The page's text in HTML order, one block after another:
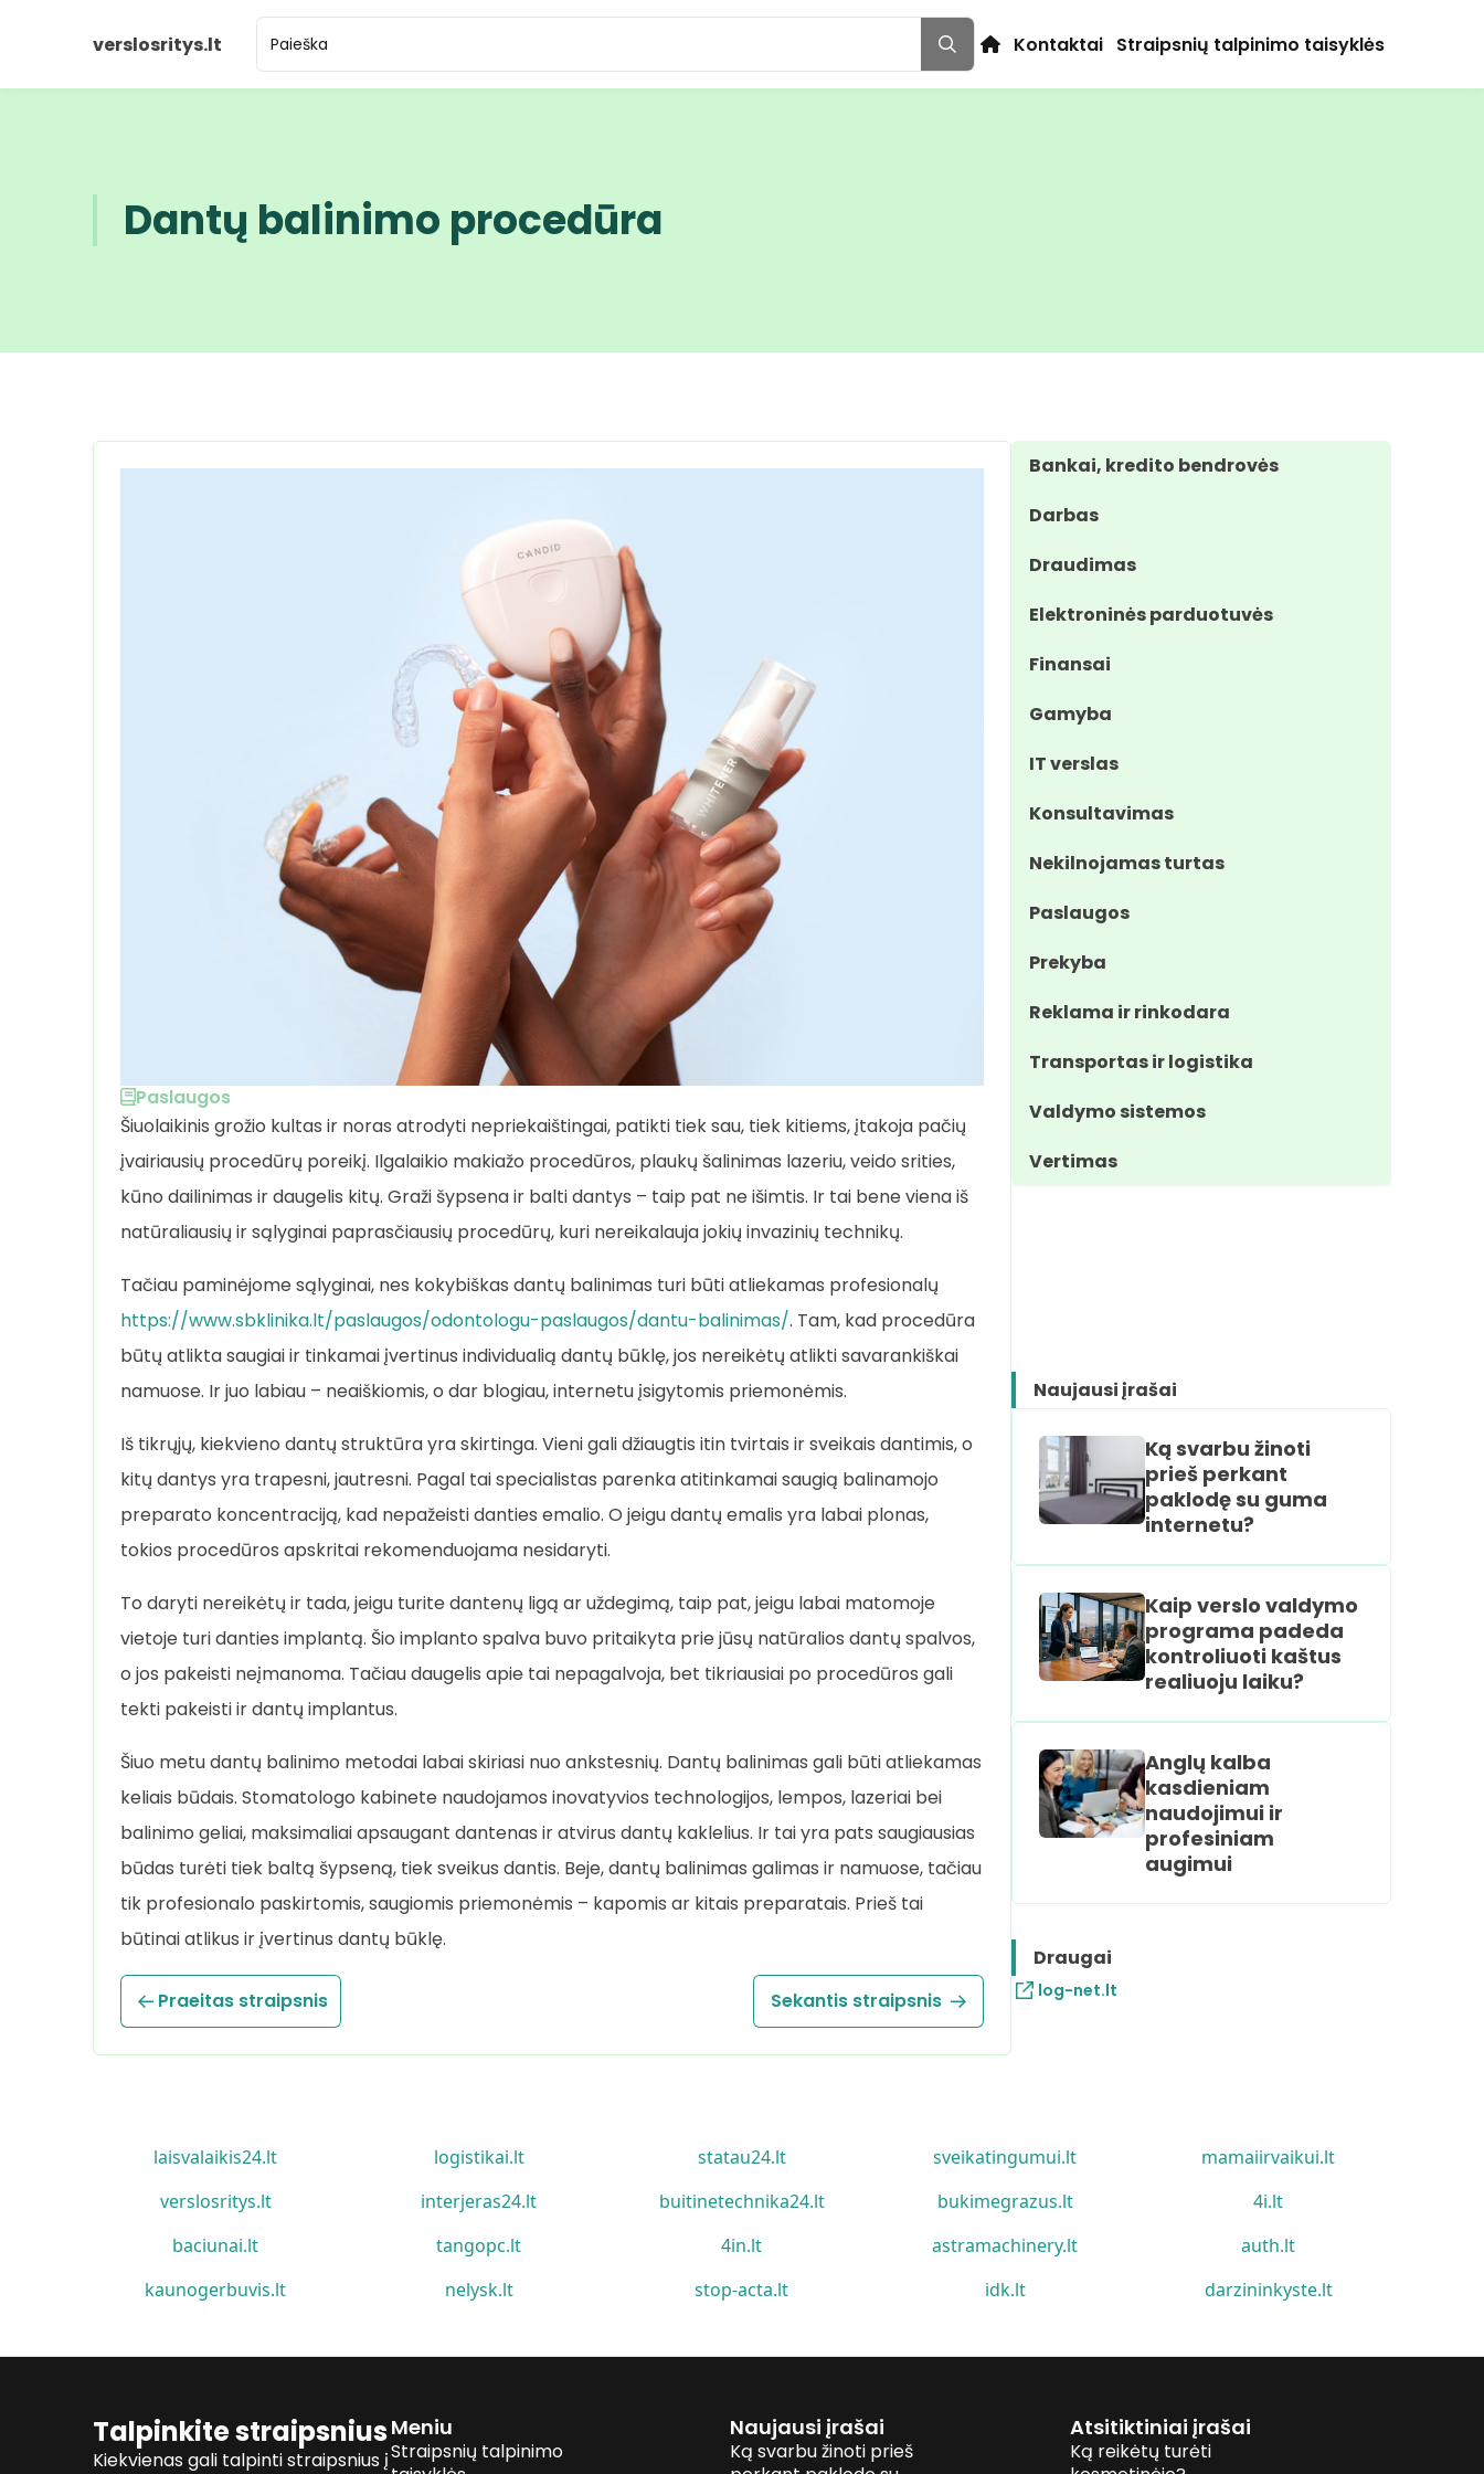
verslosritys.lt Kontaktai Straipsnių talpinimo taisyklės
Dantų balinimo procedūra
Paslaugos
Šiuolaikinis grožio kultas ir noras atrodyti nepriekaištingai, patikti tiek sau, tiek kitiems, įtakoja pačių
įvairiausių procedūrų poreikį. Ilgalaikio makiažo procedūros, plaukų šalinimas lazeriu, veido srities,
kūno dailinimas ir daugelis kitų. Graži šypsena ir balti dantys – taip pat ne išimtis. Ir tai bene viena iš
natūraliausių ir sąlyginai paprasčiausių procedūrų, kuri nereikalauja jokių invazinių technikų.
Tačiau paminėjome sąlyginai, nes kokybiškas dantų balinimas turi būti atliekamas profesionalų
https://www.sbklinika.lt/paslaugos/odontologu-paslaugos/dantu-balinimas/. Tam, kad procedūra
būtų atlikta saugiai ir tinkamai įvertinus individualią dantų būklę, jos nereikėtų atlikti savarankiškai
namuose. Ir juo labiau – neaiškiomis, o dar blogiau, internetu įsigytomis priemonėmis.
Iš tikrųjų, kiekvieno dantų struktūra yra skirtinga. Vieni gali džiaugtis itin tvirtais ir sveikais dantimis, o
kitų dantys yra trapesni, jautresni. Pagal tai specialistas parenka atitinkamai saugią balinamojo
preparato koncentraciją, kad nepažeisti danties emalio. O jeigu dantų emalis yra labai plonas,
tokios procedūros apskritai rekomenduojama nesidaryti.
To daryti nereikėtų ir tada, jeigu turite dantenų ligą ar uždegimą, taip pat, jeigu labai matomoje
vietoje turi danties implantą. Šio implanto spalva buvo pritaikyta prie jūsų natūralios dantų spalvos,
o jos pakeisti neįmanoma. Tačiau daugelis apie tai nepagalvoja, bet tikriausiai po procedūros gali
tekti pakeisti ir dantų implantus.
Šiuo metu dantų balinimo metodai labai skiriasi nuo ankstesnių. Dantų balinimas gali būti atliekamas
keliais būdais. Stomatologo kabinete naudojamos inovatyvios technologijos, lempos, lazeriai bei
balinimo geliai, maksimaliai apsaugant dantenas ir atvirus dantų kaklelius. Ir tai yra pats saugiausias
būdas turėti tiek baltą šypseną, tiek sveikus dantis. Beje, dantų balinimas galimas ir namuose, tačiau
tik profesionalo paskirtomis, saugiomis priemonėmis – kapomis ar kitais preparatais. Prieš tai
būtinai atlikus ir įvertinus dantų būklę.
Praeitas straipsnis Sekantis straipsnis
Bankai, kredito bendrovės
Darbas
Draudimas
Elektroninės parduotuvės
Finansai
Gamyba
IT verslas
Konsultavimas
Nekilnojamas turtas
Paslaugos
Prekyba
Reklama ir rinkodara
Transportas ir logistika
Valdymo sistemos
Vertimas
Naujausi įrašai
Ką svarbu žinoti
prieš perkant
paklodę su guma
internetu?
Kaip verslo valdymo
programa padeda
kontroliuoti kaštus
realiuoju laiku?
Anglų kalba
kasdieniam
naudojimui ir
profesiniam
augimui
Draugai
log-net.lt
laisvalaikis24.lt logistikai.lt statau24.lt sveikatingumui.lt
mamaiirvaikui.lt
verslosritys.lt
interjeras24.lt buitinetechnika24.lt bukimegrazus.lt
4i.lt
baciunai.lt
tangopc.lt 4in.lt astramachinery.lt
auth.lt
kaunogerbuvis.lt
nelysk.lt stop-acta.lt idk.lt darzininkyste.lt
Talpinkite straipsnius
Kiekvienas gali talpinti straipsnius į
Meniu
Straipsnių talpinimo
Naujausi įrašai
Ką svarbu žinoti prieš
Atsitiktiniai įrašai
Ką reikėtų turėti